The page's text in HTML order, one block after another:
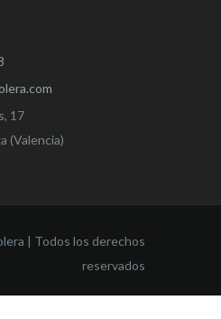
17
(Valencia)
| Todos los derechos
reservados